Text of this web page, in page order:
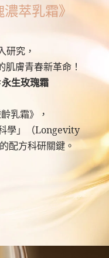
萃乳霜》
研究，
肌膚青春新革命！
永生玫瑰霜
乳霜》，
學」（Longevity
配方科研關鍵。